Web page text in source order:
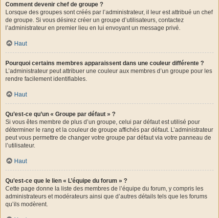
Comment devenir chef de groupe ?
Lorsque des groupes sont créés par l’administrateur, il leur est attribué un chef
de groupe. Si vous désirez créer un groupe d’utilisateurs, contactez
l’administrateur en premier lieu en lui envoyant un message privé.
Haut
Pourquoi certains membres apparaissent dans une couleur différente ?
L’administrateur peut attribuer une couleur aux membres d’un groupe pour les
rendre facilement identifiables.
Haut
Qu’est-ce qu’un « Groupe par défaut » ?
Si vous êtes membre de plus d’un groupe, celui par défaut est utilisé pour
déterminer le rang et la couleur de groupe affichés par défaut. L’administrateur
peut vous permettre de changer votre groupe par défaut via votre panneau de
l’utilisateur.
Haut
Qu’est-ce que le lien « L’équipe du forum » ?
Cette page donne la liste des membres de l’équipe du forum, y compris les
administrateurs et modérateurs ainsi que d’autres détails tels que les forums
qu’ils modèrent.